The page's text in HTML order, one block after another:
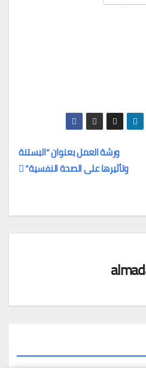
ورشة العمل بعنوان “البستنة
وتأثيرها على الصحة النفسية”